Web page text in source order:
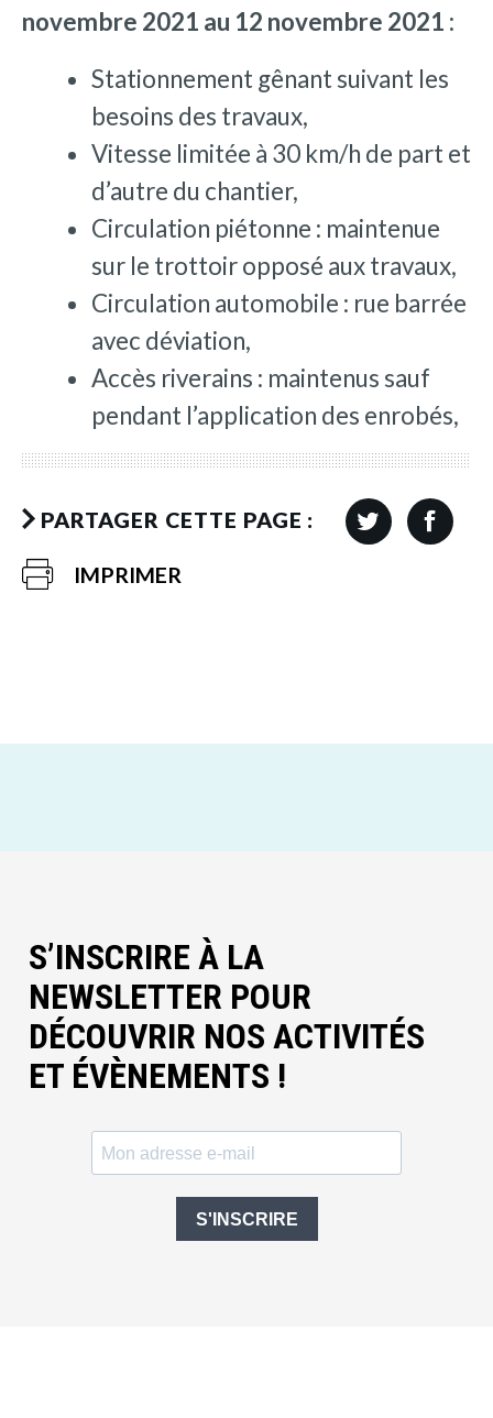
novembre 2021 au 12 novembre 2021 :
Stationnement gênant suivant les
besoins des travaux,
Vitesse limitée à 30 km/h de part et
d’autre du chantier,
Circulation piétonne : maintenue
sur le trottoir opposé aux travaux,
Circulation automobile : rue barrée
avec déviation,
Accès riverains : maintenus sauf
pendant l’application des enrobés,
PARTAGER CETTE PAGE :
IMPRIMER
S’INSCRIRE À LA
NEWSLETTER POUR
DÉCOUVRIR NOS ACTIVITÉS
ET ÉVÈNEMENTS !
S'INSCRIRE